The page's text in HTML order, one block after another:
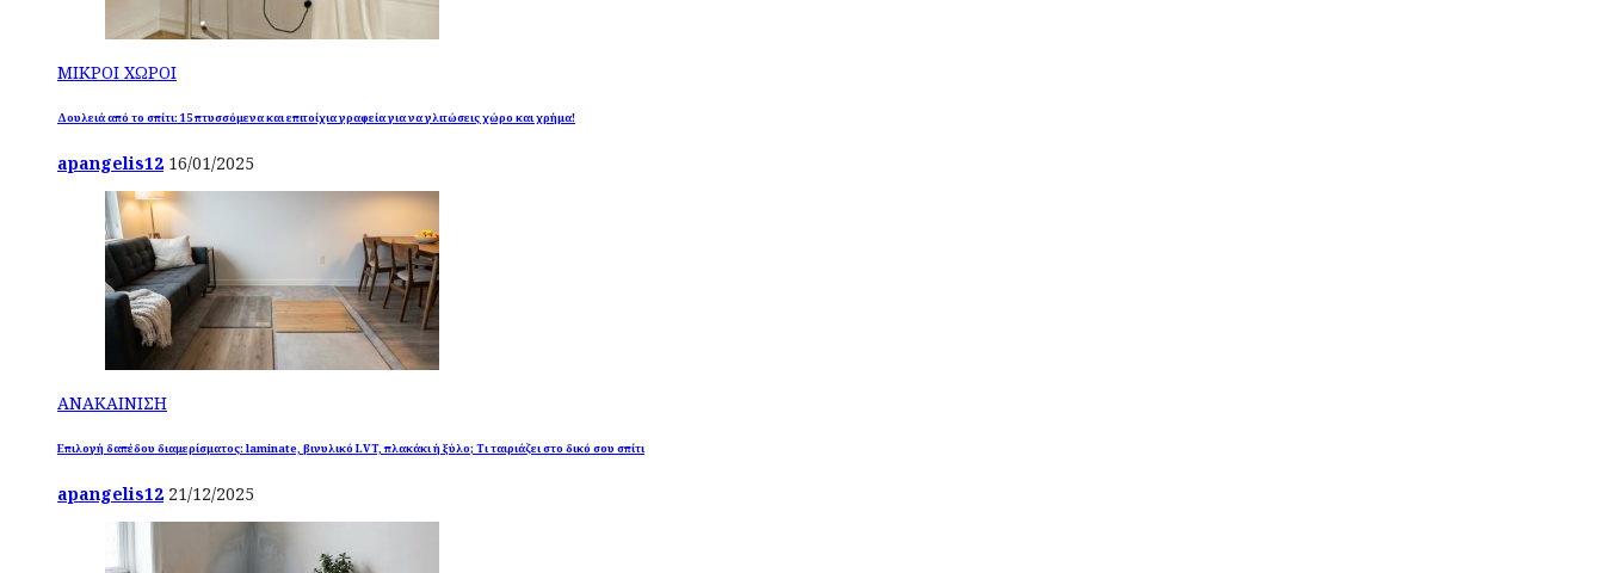
ΜΙΚΡΟΙ ΧΩΡΟΙ
Δουλειά από το σπίτι: 15 πτυσσόμενα και επιτοίχια γραφεία για να γλιτώσεις χώρο και χρήμα!
apangelis12 16/01/2025
ΑΝΑΚΑΙΝΙΣΗ
Επιλογή δαπέδου διαμερίσματος: laminate, βινυλικό LVT, πλακάκι ή ξύλο; Τι ταιριάζει στο δικό σου σπίτι
apangelis12 21/12/2025